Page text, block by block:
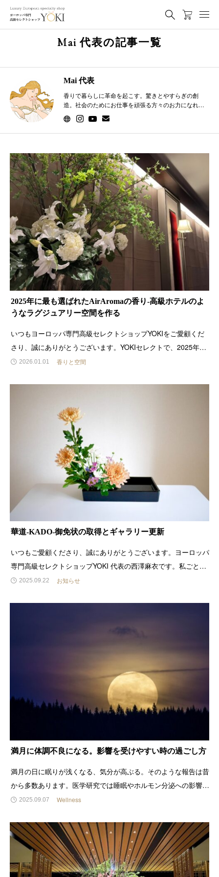
Mai 代表の記事一覧
Mai 代表
香りで暮らしに革命を起こす。驚きとやすらぎの創
造。社会のためにお仕事を頑張る方々のお力になれる
ような情報を発信しています。 好きな香りは、ロー
ズ、ネロリ、ベルガモット、ローズマリー。 幼少期か
らハーブに囲まれた生活をする。看護師として、統合
ショップを運営。
2025年に最も選ばれたAirAromaの香り-高級ホテルのよ
うなラグジュアリー空間を作る
いつもヨーロッパ専門高級セレクトショップYOKIをご愛顧くだ
さり、誠にありがとうございます。YOKIセレクトで、2025年に
最も選ばれた香りをご紹介します。ラグジュアリーな高級ホテル
2026.01.01 香りと空間
華道-KADO-御免状の取得とギャラリー更新
いつもご愛顧くださり、誠にありがとうございます。ヨーロッパ
専門高級セレクトショップYOKI 代表の西澤麻衣です。私ごとで
大変恐縮ですが、この度、大覚寺 嵯峨御流にて、御免状を拝受
2025.09.22 お知らせ
満月に体調不良になる。影響を受けやすい時の過ごし方
満月の日に眠りが浅くなる、気分が高ぶる。そのような報告は昔
から多数あります。医学研究では睡眠やホルモン分泌への影響が
示唆され、さらに歴史をたどれば古代ギリシャやインド、中国で
は、満月の影響を受けやすいとき、どのように過ごせばよいので
しょ
2025.09.07 Wellness